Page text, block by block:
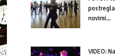
novimi...
VIDEO: